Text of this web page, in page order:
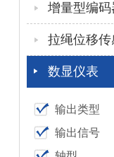
增量型编码
拉绳位移传
数显仪表
输出类型
输出信号